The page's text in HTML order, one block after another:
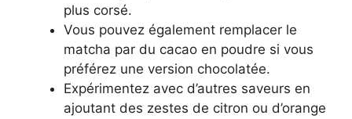
plus corsé.
Vous pouvez également remplacer le
matcha par du cacao en poudre si vous
préférez une version chocolatée.
Expérimentez avec d’autres saveurs en
ajoutant des zestes de citron ou d’orange